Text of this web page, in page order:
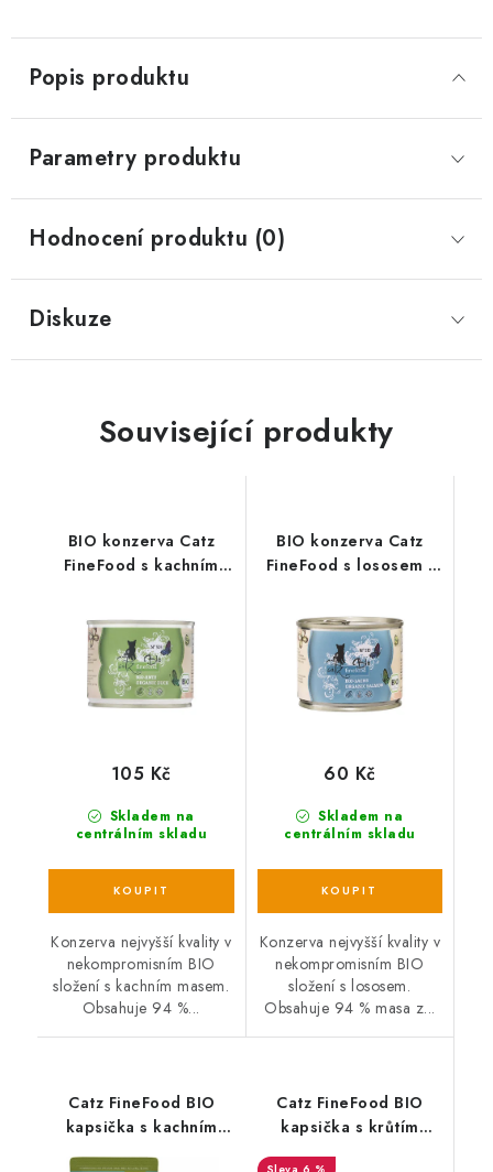
Popis produktu
Parametry produktu
Hodnocení produktu (0)
Diskuze
Související produkty
BIO konzerva Catz
FineFood s kachním
Skladem na
centrálním skladu
105 Kč
Konzerva nejvyšší kvality v
nekompromisním BIO
složení s kachním masem.
Obsahuje 94 %...
BIO konzerva Catz
FineFood s lososem -
Skladem na
centrálním skladu
60 Kč
Konzerva nejvyšší kvality v
nekompromisním BIO
složení s lososem.
Obsahuje 94 % masa z...
Catz FineFood BIO
kapsička s kachním
Catz FineFood BIO
kapsička s krůtím